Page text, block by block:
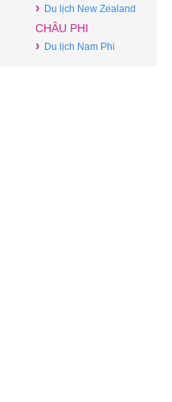
› Du lịch New Zealand
CHÂU PHI
› Du lịch Nam Phi